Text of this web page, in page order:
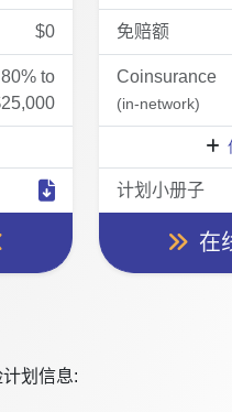
$0
80% to
免赔额
Coinsurance
(in-network)
计划小册子
在
划信息: